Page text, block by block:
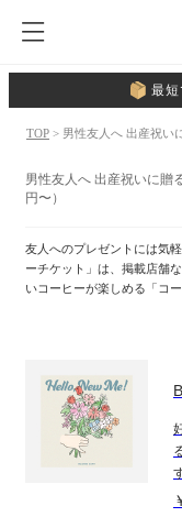
最
TOP > 男性友人へ 出産祝い
男性友人へ 出産祝いに贈
円〜）
友人へのプレゼントには気
ーチケット」は、掲載店舗
いコーヒーが楽しめる「コ